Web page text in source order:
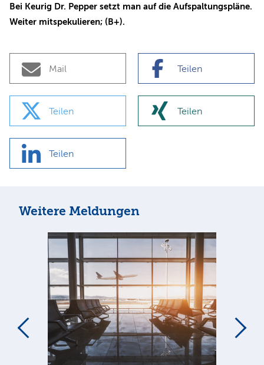
Bei Keurig Dr. Pepper setzt man auf die Aufspaltungspläne.
Weiter mitspekulieren; (B+).
Mail Teilen
Teilen Teilen
Teilen
Weitere Meldungen